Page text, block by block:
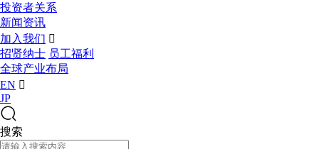
投资者关系
新闻资讯
加入我们 
招贤纳士 员工福利
全球产业布局
EN 
JP
搜索